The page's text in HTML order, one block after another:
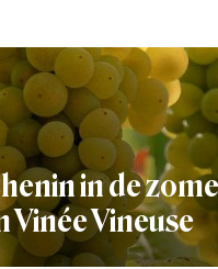
in de
Vinée Vineuse